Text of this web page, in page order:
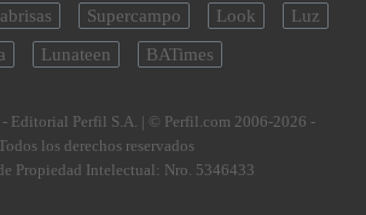
Supercampo Look
Luz
Lunateen BATimes
Editorial Perfil S.A. | © Perfil.com 2006-2026 -
los derechos reservados
Propiedad Intelectual: Nro. 5346433